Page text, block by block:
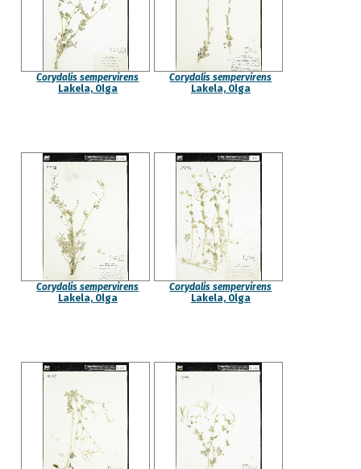
Corydalis sempervirens
Lakela, Olga
Corydalis sempervirens
Lakela, Olga
Corydalis sempervirens
Lakela, Olga
Corydalis sempervirens
Lakela, Olga